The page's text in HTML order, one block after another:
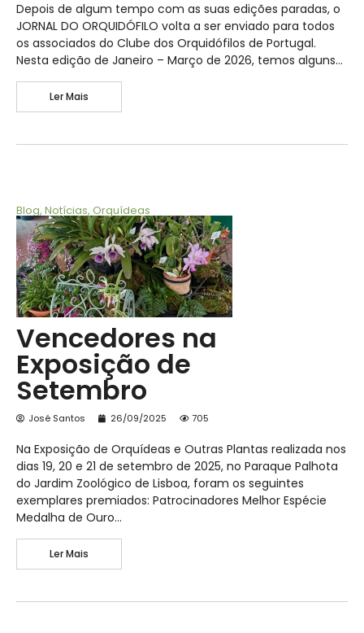
Depois de algum tempo com as suas edições paradas, o
JORNAL DO ORQUIDÓFILO volta a ser enviado para todos
os associados do Clube dos Orquidófilos de Portugal.
Nesta edição de Janeiro – Março de 2026, temos alguns…
Ler Mais
Blog, Notícias, Orquídeas
Vencedores na
Exposição de
Setembro
José Santos 26/09/2025 705
Na Exposição de Orquídeas e Outras Plantas realizada nos
dias 19, 20 e 21 de setembro de 2025, no Paraque Palhota
do Jardim Zoológico de Lisboa, foram os seguintes
exemplares premiados: Patrocinadores Melhor Espécie
Medalha de Ouro…
Ler Mais